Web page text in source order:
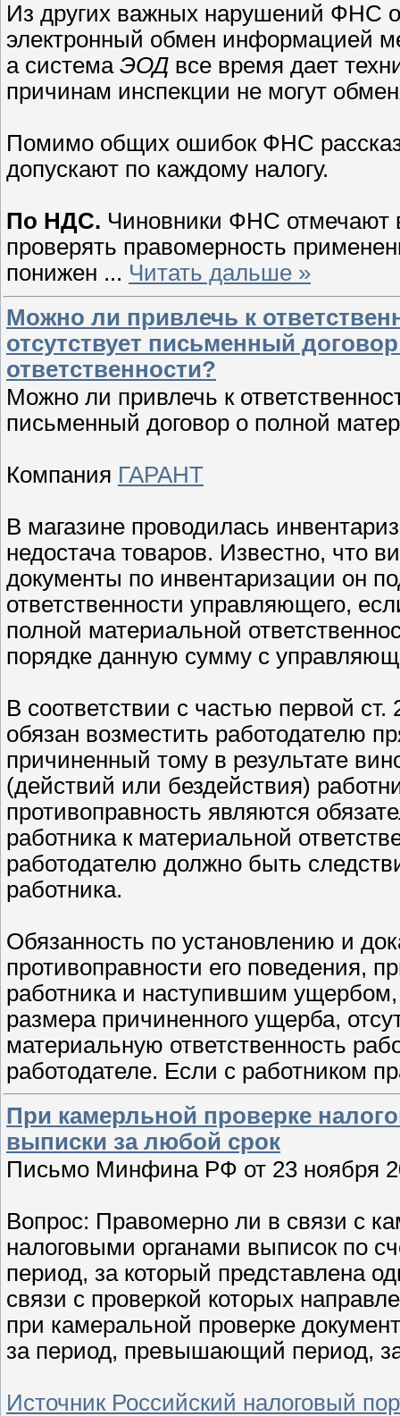
Из других важных нарушений ФНС
электронный обмен информацией
а система ЭОД все время дает
причинам инспекции не могут
Помимо общих ошибок ФНС
допускают по каждому налогу.
По НДС. Чиновники ФНС отмечают
проверять правомерность
понижен ... Читать дальше »
Можно ли привлечь к
отсутствует письменный
ответственности?
Можно ли привлечь к
письменный договор о полной
Компания ГАРАНТ
В магазине проводилась
недостача товаров. Известно, что
документы по инвентаризации он
ответственности управляющего,
полной материальной
порядке данную сумму с
В соответствии с частью первой
обязан возместить работодателю
причиненный тому в результате
(действий или бездействия)
противоправность являются
работника к материальной
работодателю должно быть
работника.
Обязанность по установлению и
противоправности его поведения,
работника и наступившим
размера причиненного ущерба,
материальную ответственность
работодателе. Если с работником
При камерльной проверке
выписки за любой срок
Письмо Минфина РФ от 23 ноября
Вопрос: Правомерно ли в связи с
налоговыми органами выписок по
период, за который представлена
связи с проверкой которых
при камеральной проверке
за период, превышающий период,
Источник Российский налоговый